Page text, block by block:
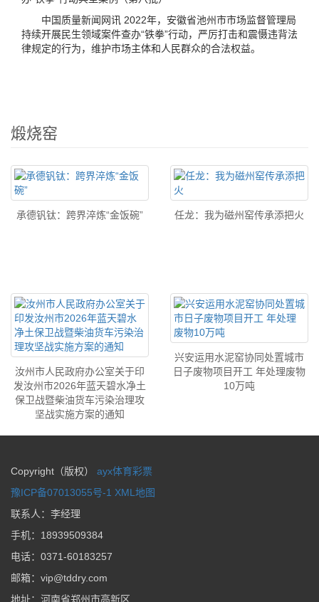
中国质量新闻网讯 2022年，安徽省池州市市场监督管理局
持续开展民生领域案件查办“铁拳”行动，严厉打击和震慑违背法
律规定的行为，维护市场主体和人民群众的合法权益。
煅烧窑
承德钒钛：跨界淬炼“金饭碗” 任龙：我为磁州窑传承添把火
汝州市人民政府办公室关于印
发汝州市2026年蓝天碧水净土
保卫战暨柴油货车污染治理攻
坚战实施方案的通知
兴安运用水泥窑协同处置城市
日子废物项目开工 年处理废物
10万吨
Copyright（版权） ayx体育彩票
豫ICP备07013055号-1 XML地图
联系人：李经理
手机： 18939509384
电话： 0371-60183257
邮箱： vip@tddry.com
地址： 河南省郑州市高新区